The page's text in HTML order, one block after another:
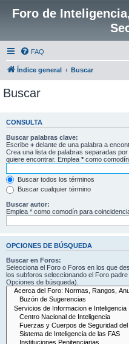
Foro de
FAQ
Índice general Buscar
Buscar
CONSULTA
Buscar palabras clave:
Escribe + delante de una palabra a
Crea una lista de palabras separadas por
quiere encontrar. Emplea * como
Buscar todos los términos
Buscar cualquier término
Buscar autor:
Emplea * como comodín para
OPCIONES DE BÚSQUEDA
Buscar en Foros:
Selecciona el Foro o Foros en los que
los subforos seleccionando el Foro
Opciones de búsqueda).